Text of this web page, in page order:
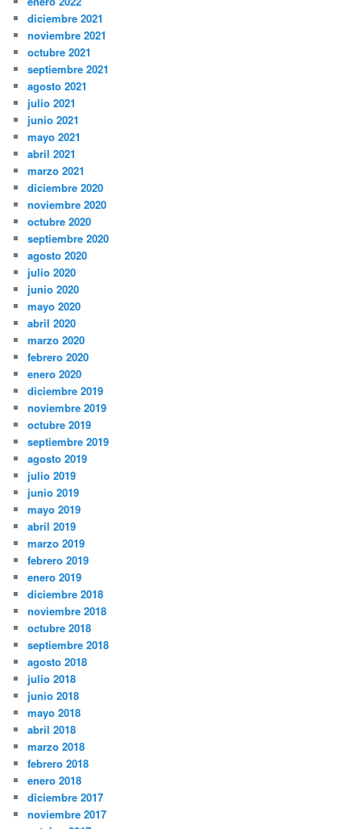
diciembre 2021
noviembre 2021
octubre 2021
septiembre 2021
agosto 2021
julio 2021
junio 2021
mayo 2021
abril 2021
marzo 2021
diciembre 2020
noviembre 2020
octubre 2020
septiembre 2020
agosto 2020
julio 2020
junio 2020
mayo 2020
abril 2020
marzo 2020
febrero 2020
enero 2020
diciembre 2019
noviembre 2019
octubre 2019
septiembre 2019
agosto 2019
julio 2019
junio 2019
mayo 2019
abril 2019
marzo 2019
febrero 2019
enero 2019
diciembre 2018
noviembre 2018
octubre 2018
septiembre 2018
agosto 2018
julio 2018
junio 2018
mayo 2018
abril 2018
marzo 2018
febrero 2018
enero 2018
diciembre 2017
noviembre 2017